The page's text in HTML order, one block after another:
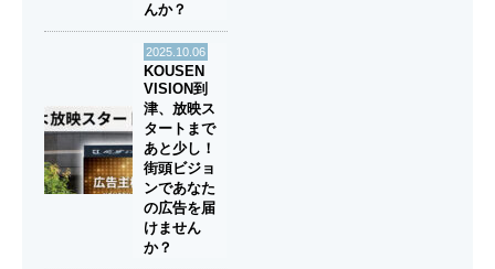
んか？
2025.10.06
KOUSEN
VISION到
津、放映ス
タートまで
あと少し！
街頭ビジョ
ンであなた
の広告を届
けません
か？